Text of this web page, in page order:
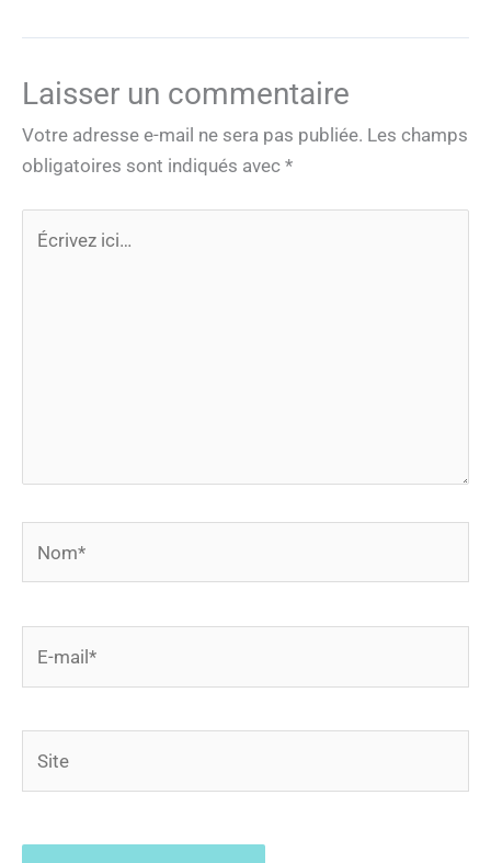
Laisser un commentaire
Votre adresse e-mail ne sera pas publiée. Les champs
obligatoires sont indiqués avec *
ici…